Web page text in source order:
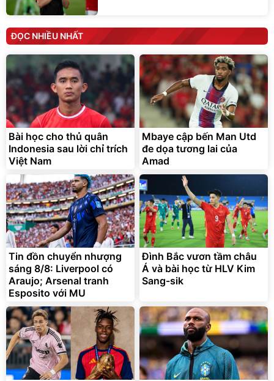
ĐỌC NHIỀU NHẤT
Bài học cho thủ quân
Indonesia sau lời chỉ trích
Việt Nam
Mbaye cập bến Man Utd
đe dọa tương lai của
Amad
Tin đồn chuyển nhượng
sáng 8/8: Liverpool có
Araujo; Arsenal tranh
Esposito với MU
Đình Bắc vươn tầm châu
Á và bài học từ HLV Kim
Sang-sik